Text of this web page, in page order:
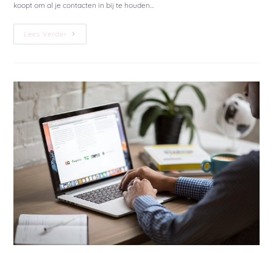
koopt om al je contacten in bij te houden…
Lees Verder